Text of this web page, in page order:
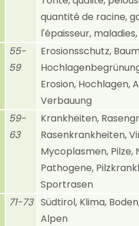
quantité de racine,
l'épaisseur,
55-
59
Erosionsschutz,
Erosion, Hochlagen,
Verbauung
59-
63
Krankheiten,
Rasenkrankheiten,
Mycoplasmen, Pilze,
Pathogene,
Sportrasen
71-73 Südtirol, Klima,
Alpen